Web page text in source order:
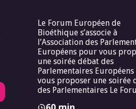
Le Forum Européen de
Bioéthique s’associe à
l’Association des
Européens pour vous
une soirée débat des
Parlementaires
vous proposer une soirée
des Parlementaires Le